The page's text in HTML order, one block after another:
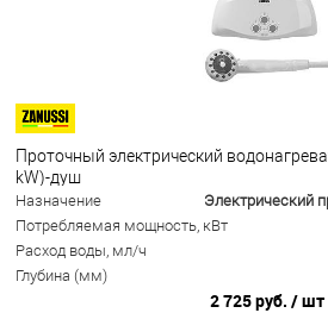
Проточный электрический
kW)-душ
Назначение
Электрический
Потребляемая мощность, кВт
Расход воды, мл/ч
Глубина (мм)
2 725 руб. / шт